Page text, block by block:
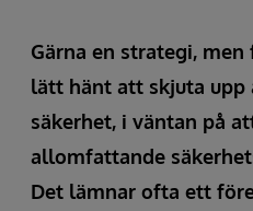
Gärna en strategi,
lätt hänt att skjuta upp
säkerhet, i väntan på
allomfattande
Det lämnar ofta ett